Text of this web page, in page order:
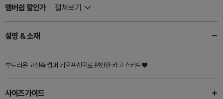
멤버쉽 할인가
펼쳐보기
설명 & 소재
부드러운 고신축 썸머 네오프렌으로 편안한 카고 스커트♥
사이즈가이드